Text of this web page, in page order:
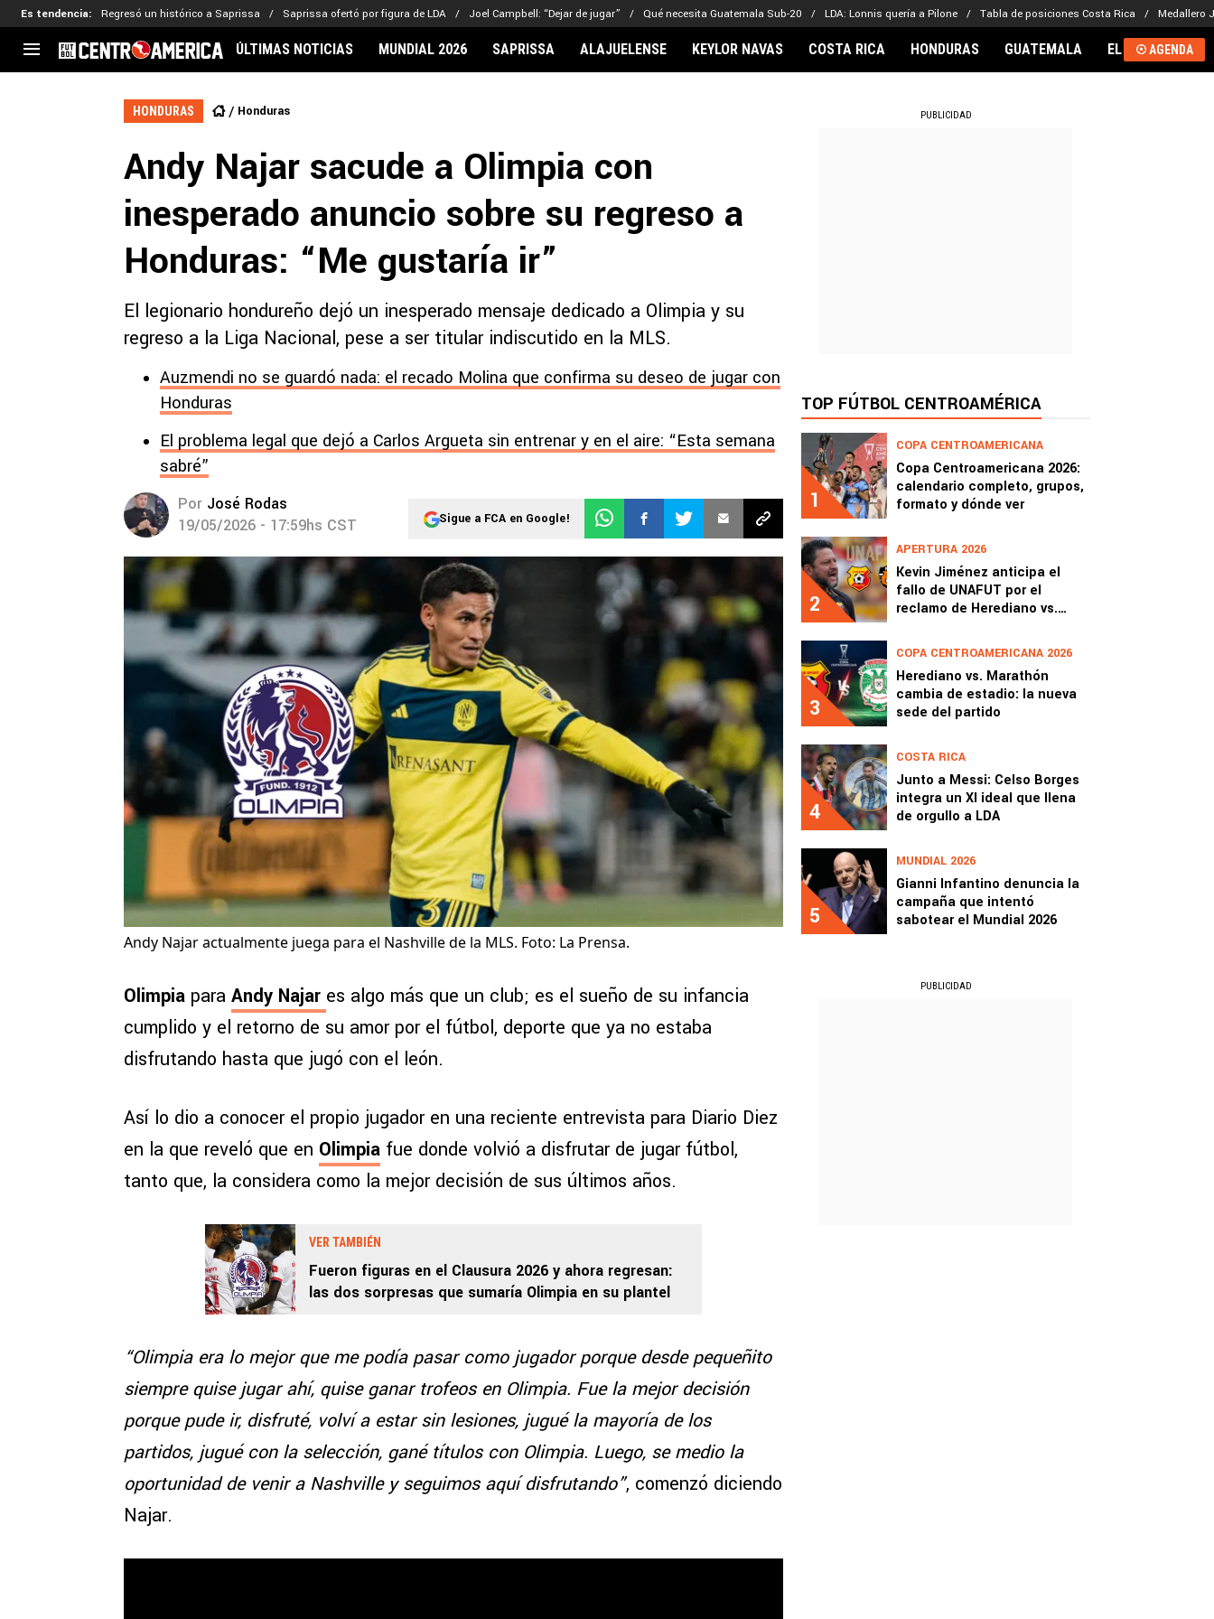
Es tendencia: Regresó un histórico a Saprissa Saprissa ofertó por figura de LDA Joel Campbell: “Dejar de jugar” Qué necesita Guatemala Sub-20 LDA: Lonnis quería a Pilone Tabla de posiciones Costa Rica Medallero
CENTROAMÉRICA
CONCACAF
Liga de Naciones
Eliminatorias
Copa de Campeones
MLS
Kervin Arriaga
Nathaniel Méndez-Laing
Alajuelense
Comunicaciones
Municipal
Real Estelí
Real Madrid
ÚLTIMAS NOTICIAS MUNDIAL 2026 SAPRISSA ALAJUELENSE KEYLOR NAVAS COSTA RICA HONDURAS GUATEMALA EL SALVADOR
AGENDA
HONDURAS Honduras
Andy Najar sacude a Olimpia con
inesperado anuncio sobre su regreso a
Honduras: “Me gustaría ir”
El legionario hondureño dejó un inesperado mensaje dedicado a Olimpia y su
regreso a la Liga Nacional, pese a ser titular indiscutido en la MLS.
Auzmendi no se guardó nada: el recado Molina que confirma su deseo de jugar con
Honduras
El problema legal que dejó a Carlos Argueta sin entrenar y en el aire: “Esta semana
sabré”
Por José Rodas
19/05/2026 - 17:59hs CST
Sigue a FCA en Google!
Andy Najar actualmente juega para el Nashville de la MLS. Foto: La Prensa.
Olimpia para Andy Najar es algo más que un club; es el sueño de su infancia
cumplido y el retorno de su amor por el fútbol, deporte que ya no estaba
disfrutando hasta que jugó con el león.
Así lo dio a conocer el propio jugador en una reciente entrevista para Diario Diez
en la que reveló que en Olimpia fue donde volvió a disfrutar de jugar fútbol,
tanto que, la considera como la mejor decisión de sus últimos años.
VER TAMBIÉN
Fueron figuras en el Clausura 2026 y ahora regresan:
las dos sorpresas que sumaría Olimpia en su plantel
“Olimpia era lo mejor que me podía pasar como jugador porque desde pequeñito
siempre quise jugar ahí, quise ganar trofeos en Olimpia. Fue la mejor decisión
porque pude ir, disfruté, volví a estar sin lesiones, jugué la mayoría de los
partidos, jugué con la selección, gané títulos con Olimpia. Luego, se medio la
oportunidad de venir a Nashville y seguimos aquí disfrutando”, comenzó diciendo
Najar.
PUBLICIDAD
TOP FÚTBOL CENTROAMÉRICA
1
COPA CENTROAMERICANA
Copa Centroamericana 2026:
calendario completo, grupos,
formato y dónde ver
2
APERTURA 2026
Kevin Jiménez anticipa el
fallo de UNAFUT por el
reclamo de Herediano vs.
3
COPA CENTROAMERICANA 2026
Herediano vs. Marathón
cambia de estadio: la nueva
sede del partido
4
COSTA RICA
Junto a Messi: Celso Borges
integra un XI ideal que llena
de orgullo a LDA
5
MUNDIAL 2026
Gianni Infantino denuncia la
campaña que intentó
sabotear el Mundial 2026
PUBLICIDAD